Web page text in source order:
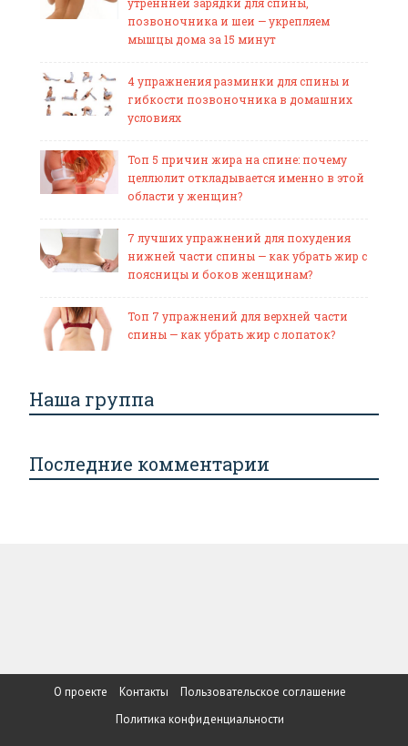
позвоночника и шеи — укрепляем
мышцы дома за 15 минут
4 упражнения разминки для спины и
гибкости позвоночника в домашних
условиях
Топ 5 причин жира на спине: почему
целлюлит откладывается именно в этой
области у женщин?
7 лучших упражнений для похудения
нижней части спины — как убрать жир с
поясницы и боков женщинам?
Топ 7 упражнений для верхней части
спины — как убрать жир с лопаток?
Наша группа
Последние комментарии
О проекте Контакты
Пользовательское соглашение
Политика конфиденциальности